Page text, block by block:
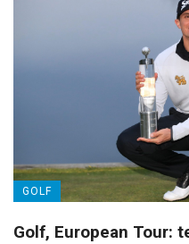
GOLF
Golf, European Tour: